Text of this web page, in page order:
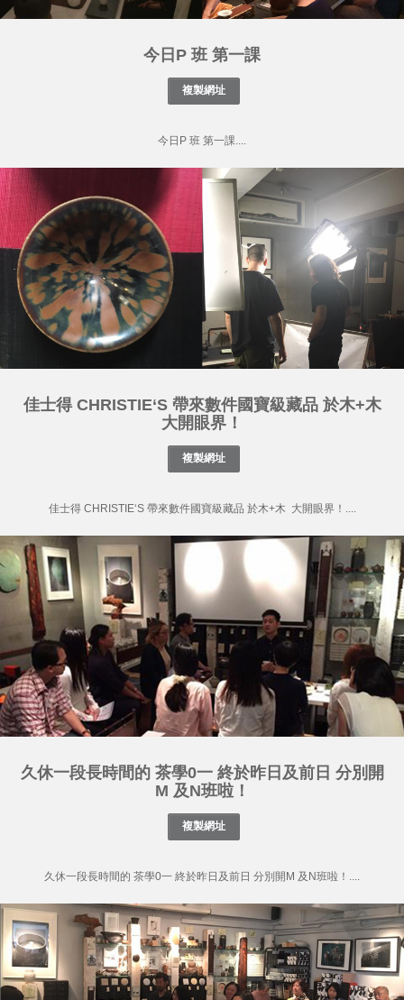
今日P 班 第一課
今日P 班 第一課....
佳士得 CHRISTIE‘S 帶來數件國寶級藏品 於木+木
大開眼界！
佳士得 CHRISTIE‘S 帶來數件國寶級藏品 於木+木 大開眼界！....
久休一段長時間的 茶學0一 終於昨日及前日 分別開
M 及N班啦！
久休一段長時間的 茶學0一 終於昨日及前日 分別開M 及N班啦！....